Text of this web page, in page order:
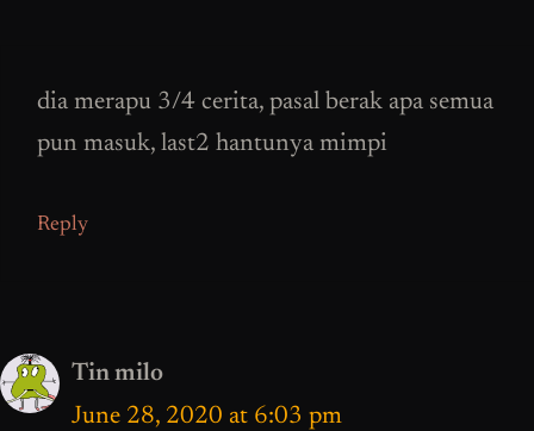
dia merapu 3/4 cerita, pasal berak apa semua
pun masuk, last2 hantunya mimpi
Reply
Tin milo
June 28, 2020 at 6:03 pm